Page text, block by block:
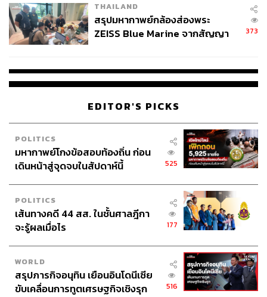
THAILAND
สรุปมหากาพย์กล้องส่องพระ
ZEISS Blue Marine จากสัญญา
จ่ายหนี้-แอบระบุแบรนด์
373
EDITOR'S PICKS
POLITICS
มหากาพย์โกงข้อสอบท้องถิ่น ก่อน
เดินหน้าสู่จุดจบในสัปดาห์นี้
525
POLITICS
เส้นทางคดี 44 สส. ในชั้นศาลฎีกา
จะรู้ผลเมื่อไร
177
WORLD
สรุปภารกิจอนุทิน เยือนอินโดนีเซีย
ขับเคลื่อนการทูตเศรษฐกิจเชิงรุก
516